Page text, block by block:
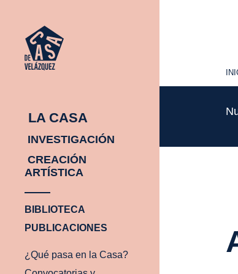
LA CASA
INVESTIGACIÓN
CREACIÓN
ARTÍSTICA
BIBLIOTECA
PUBLICACIONES
¿Qué pasa en la Casa?